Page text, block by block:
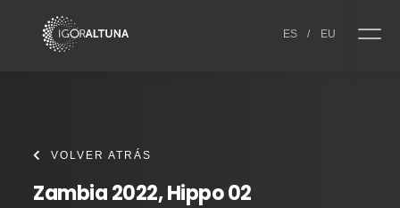
ES / EU
VOLVER ATRÁS
Zambia 2022, Hippo 02